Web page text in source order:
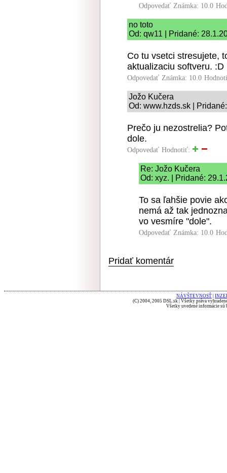
Odpovedať Známka: 10.0
no toto
Od: qw11 | Pridané:
Co tu vsetci stresujete,
aktualizaciu softveru. :D
Odpovedať Známka: 10.0
Jožo Kučera
Od: www.hzds.sk |
Prečo ju nezostrelia?
dole.
Odpovedať Hodnotiť:
Re: Jožo Kučera
Od: xyz. | Pridané:
To sa ľahšie povie
nemá až tak
vo vesmíre "dole".
Odpovedať Známka: 10.0
Pridať komentár
NÁVŠTEVNOSŤ
(C) 2004, 2005 DSL.sk | Všetky práva
Všetky uvedené informácie sú